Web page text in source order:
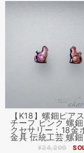
【K18】螺鈿ピア
チーフ ピンク 螺
クセサリー：18金
金具 伝統工芸 螺
エリー 金沢漆器
¥24,200